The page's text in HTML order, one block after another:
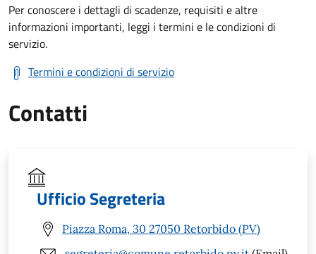
Per conoscere i dettagli di scadenze, requisiti e altre
informazioni importanti, leggi i termini e le condizioni di
servizio.
Termini e condizioni di servizio
Contatti
Ufficio Segreteria
Piazza Roma, 30 27050 Retorbido (PV)